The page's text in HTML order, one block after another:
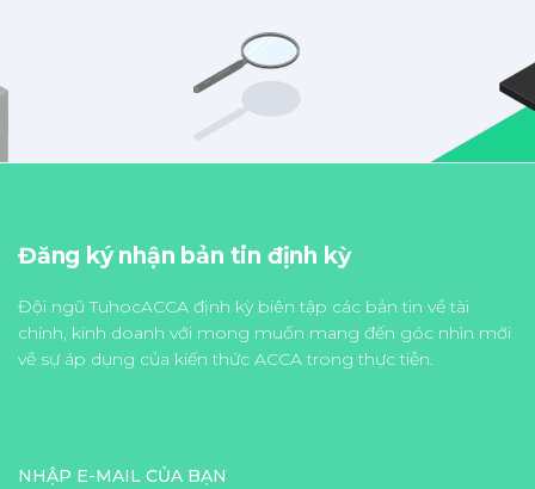
Đăng ký nhận bản tin định kỳ
Đội ngũ TuhocACCA định kỳ biên tập các bản tin về tài
chính, kinh doanh với mong muốn mang đến góc nhìn mới
về sự áp dụng của kiến thức ACCA trong thực tiễn.
NHẬP E-MAIL CỦA BẠN